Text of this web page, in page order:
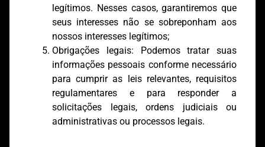
legítimos. Nesses casos, garantiremos que
seus interesses não se sobreponham aos
nossos interesses legítimos;
Obrigações legais: Podemos tratar suas
informações pessoais conforme necessário
para cumprir as leis relevantes, requisitos
regulamentares e para responder a
solicitações legais, ordens judiciais ou
administrativas ou processos legais.